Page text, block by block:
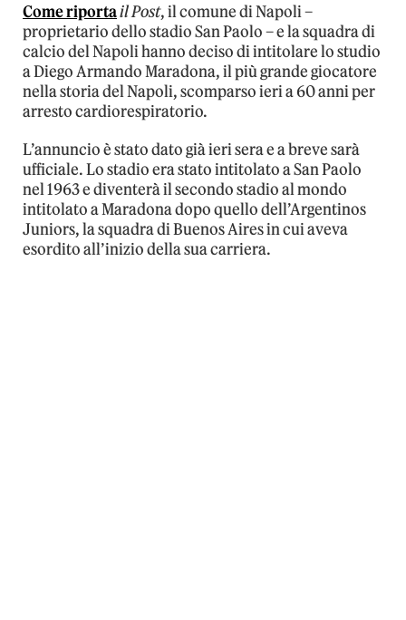
Come riportail Post, il comune di Napoli –
proprietario dello stadio San Paolo – e la squadra di
calcio del Napoli hanno deciso di intitolare lo studio
a Diego Armando Maradona, il più grande giocatore
nella storia del Napoli, scomparso ieri a 60 anni per
arresto cardiorespiratorio.
L’annuncio è stato dato già ieri sera e a breve sarà
ufficiale. Lo stadio era stato intitolato a San Paolo
nel 1963 e diventerà il secondo stadio al mondo
intitolato a Maradona dopo quello dell’Argentinos
Juniors, la squadra di Buenos Aires in cui aveva
esordito all’inizio della sua carriera.